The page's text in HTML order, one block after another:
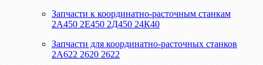
Запчасти к координатно-расточным станкам
2А450 2Е450 2Д450 24К40
Запчасти для координатно-расточных станков
2А622 2620 2622